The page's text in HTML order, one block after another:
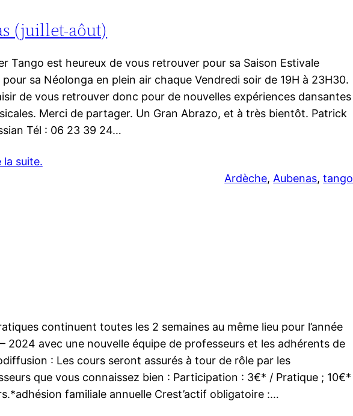
(juillet-aôut)
Tango est heureux de vous retrouver pour sa Saison Estivale
sa Néolonga en plein air chaque Vendredi soir de 19H à 23H30.
de vous retrouver donc pour de nouvelles expériences dansantes
Merci de partager. Un Gran Abrazo, et à très bientôt. Patrick
Tél : 06 23 39 24…
la suite.
Ardèche, Aubenas, tango
continuent toutes les 2 semaines au même lieu pour l’année
2024 avec une nouvelle équipe de professeurs et les adhérents de
: Les cours seront assurés à tour de rôle par les
que vous connaissez bien : Participation : 3€* / Pratique ; 10€*
familiale annuelle Crest’actif obligatoire :…